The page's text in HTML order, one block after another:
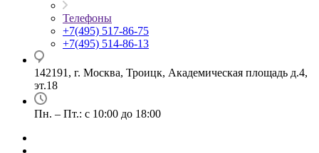
Телефоны
+7(495) 517-86-75
+7(495) 514-86-13
142191, г. Москва, Троицк, Академическая площадь д.4,
эт.18
Пн. – Пт.: с 10:00 до 18:00